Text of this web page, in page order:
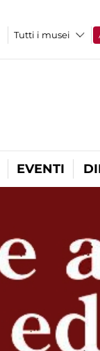
Tutti i musei
EVENTI